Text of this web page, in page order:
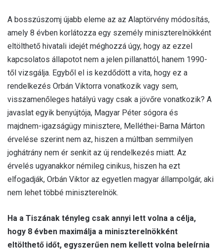
A bosszúszomj újabb eleme az az Alaptörvény módosítás,
amely 8 évben korlátozza egy személy miniszterelnökként
eltölthető hivatali idejét méghozzá úgy, hogy az ezzel
kapcsolatos állapotot nem a jelen pillanattól, hanem 1990-
től vizsgálja. Egyből el is kezdődött a vita, hogy ez a
rendelkezés Orbán Viktorra vonatkozik vagy sem,
visszamenőleges hatályú vagy csak a jövőre vonatkozik? A
javaslat egyik benyújtója, Magyar Péter sógora és
majdnem-igazságügy minisztere, Melléthei-Barna Márton
érvelése szerint nem az, hiszen a múltban semmilyen
joghátrány nem ér senkit az új rendelkezés miatt. Az
érvelés ugyanakkor némileg cinikus, hiszen ha ezt
elfogadják, Orbán Viktor az egyetlen magyar állampolgár, aki
nem lehet többé miniszterelnök.
Ha a Tiszának tényleg csak annyi lett volna a célja,
hogy 8 évben maximálja a miniszterelnökként
eltölthető időt, egyszerűen nem kellett volna beleírnia